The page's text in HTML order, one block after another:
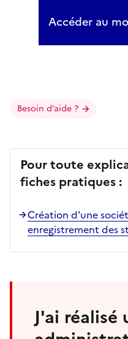
Accéder au
Besoin d’aide ?
Pour toute
fiches pratiques :
Création d'une
enregistrement des
J'ai réalisé